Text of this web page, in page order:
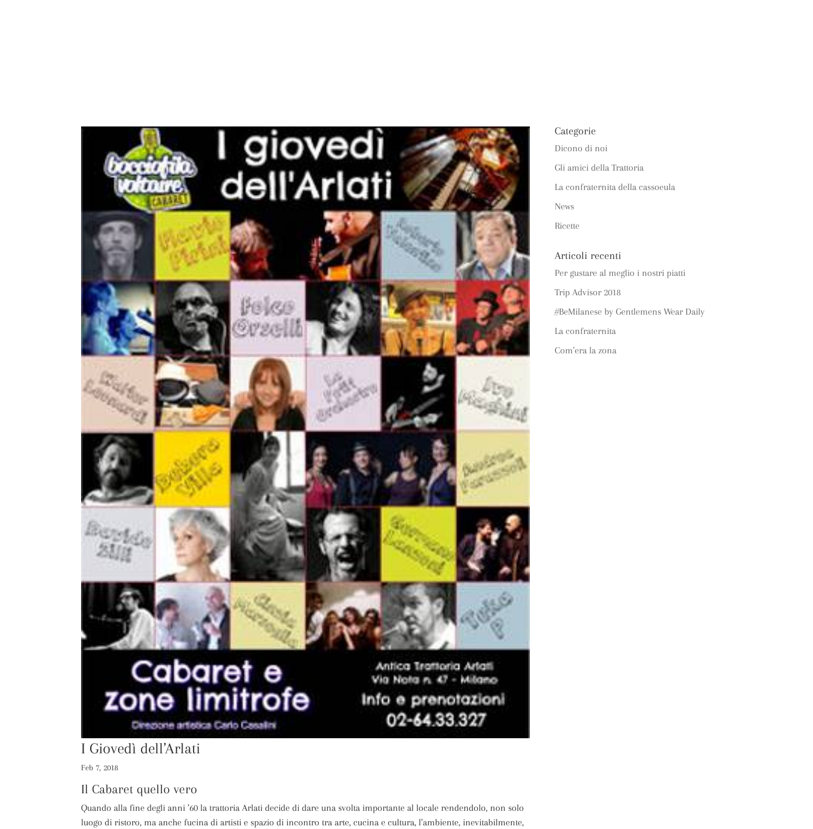
I Giovedì dell’Arlati
Feb 7, 2018
Il Cabaret quello vero
Quando alla fine degli anni ’60 la trattoria Arlati decide di dare una svolta importante al locale rendendolo, non solo
luogo di ristoro, ma anche fucina di artisti e spazio di incontro tra arte, cucina e cultura, l’ambiente, inevitabilmente,
Categorie
Dicono di noi
Gli amici della Trattoria
La confraternita della cassoeula
News
Ricette
Articoli recenti
Per gustare al meglio i nostri piatti
Trip Advisor 2018
#BeMilanese by Gentlemens Wear Daily
La confraternita
Com’era la zona